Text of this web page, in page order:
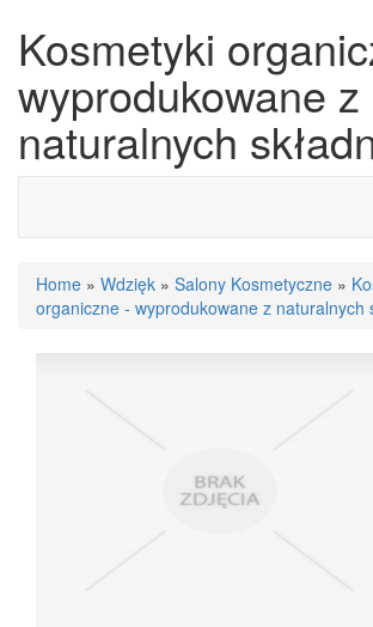
Kosmetyki
wyprodukowane z
naturalnych
Home » Wdzięk » Salony Kosmetyczne »
organiczne - wyprodukowane z naturalnych